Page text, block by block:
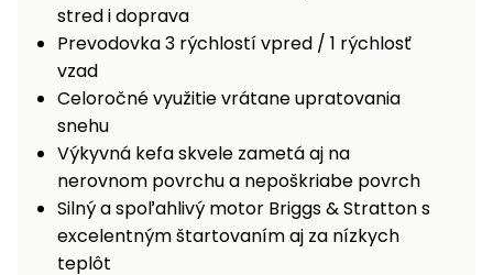
stred i doprava
Prevodovka 3 rýchlostí vpred / 1 rýchlosť
vzad
Celoročné využitie vrátane upratovania
snehu
Výkyvná kefa skvele zametá aj na
nerovnom povrchu a nepoškriabe povrch
Silný a spoľahlivý motor Briggs & Stratton s
excelentným štartovaním aj za nízkych
teplôt